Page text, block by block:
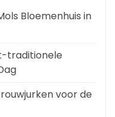
Bloemenhuis in
traditionele
voor de